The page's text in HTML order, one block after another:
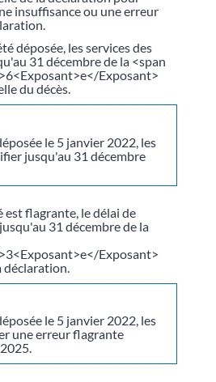
insuffisance ou une erreur
déposée, les services des
31 décembre de la <span
Exposant>
du décès.
le 5 janvier 2022, les
jusqu'au 31 décembre
flagrante, le délai de
31 décembre de la
Exposant>
déclaration.
le 5 janvier 2022, les
une erreur flagrante